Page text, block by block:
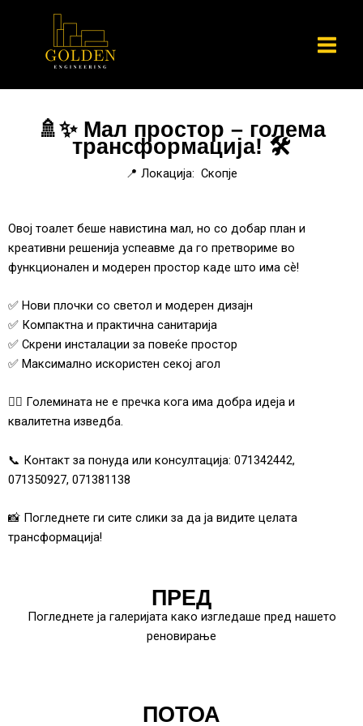
🚿✨ Мал простор – голема
трансформација! 🛠️
📍 Локација: Скопје
Овој тоалет беше навистина мал, но со добар план и
креативни решенија успеавме да го претвориме во
функционален и модерен простор каде што има сѐ!
✅ Нови плочки со светол и модерен дизајн
✅ Компактна и практична санитарија
✅ Скрени инсталации за повеќе простор
✅ Максимално искористен секој агол
👷‍♂️ Големината не е пречка кога има добра идеја и
квалитетна изведба.
📞 Контакт за понуда или консултација: 071342442,
071350927, 071381138
📸 Погледнете ги сите слики за да ја видите целата
трансформација!
ПРЕД
Погледнете ја галеријата како изгледаше пред нашето
реновирање
ПОТОА